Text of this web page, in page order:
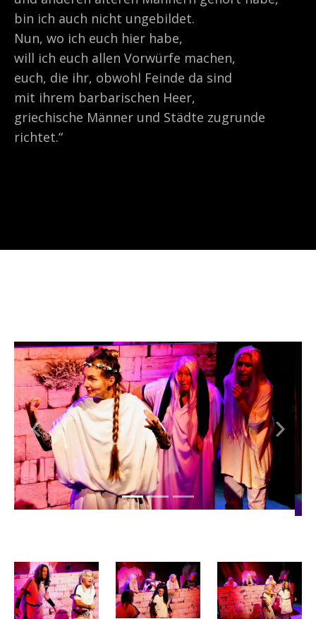
bin ich auch nicht ungebildet.
Nun, wo ich euch hier habe,
will ich euch allen Vorwürfe machen,
euch, die ihr, obwohl Feinde da sind
mit ihrem barbarischen Heer,
griechische Männer und Städte zugrunde
richtet.“
Previous Next